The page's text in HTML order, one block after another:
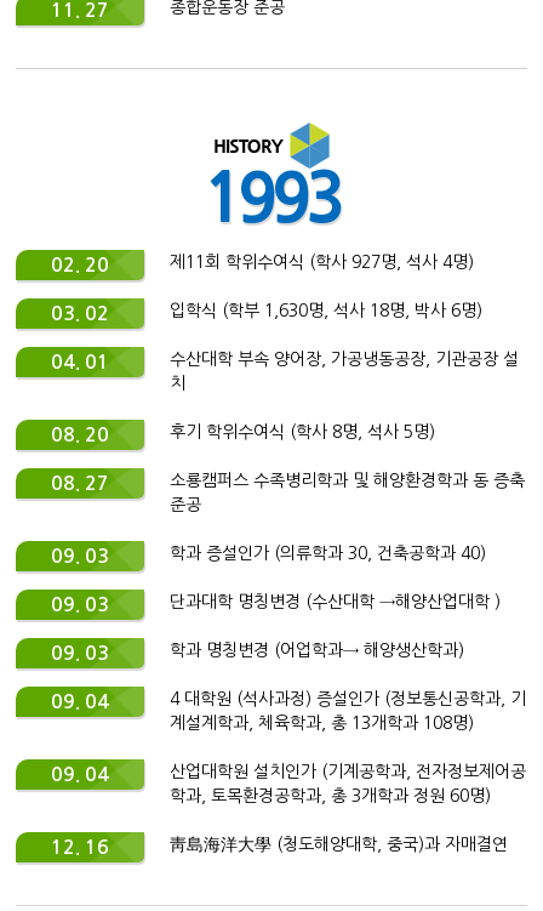
11. 27 종합운동장 준공
1993
02. 20 제11회 학위수여식 (학사 927명, 석사 4명)
03. 02 입학식 (학부 1,630명, 석사 18명, 박사 6명)
04. 01
수산대학 부속 양어장, 가공냉동공장, 기관공장 설
치
08. 20 후기 학위수여식 (학사 8명, 석사 5명)
08. 27
소룡캠퍼스 수족병리학과 및 해양환경학과 동 증축
준공
09. 03 학과 증설인가 (의류학과 30, 건축공학과 40)
09. 03 단과대학 명칭변경 (수산대학 →해양산업대학 )
09. 03 학과 명칭변경 (어업학과→ 해양생산학과)
09. 04
4 대학원 (석사과정) 증설인가 (정보통신공학과, 기
계설계학과, 체육학과, 총 13개학과 108명)
09. 04
산업대학원 설치인가 (기계공학과, 전자정보제어공
학과, 토목환경공학과, 총 3개학과 정원 60명)
12. 16 靑島海洋大學 (청도해양대학, 중국)과 자매결연